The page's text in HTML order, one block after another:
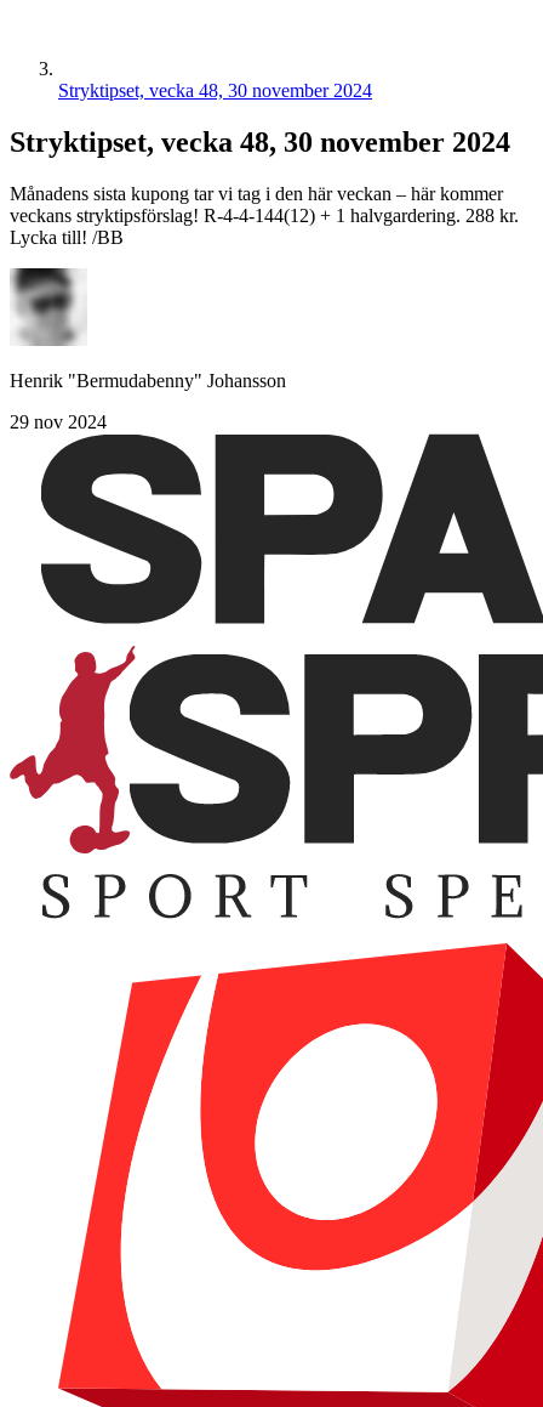
Stryktipset, vecka 48, 30 november 2024
Stryktipset, vecka 48, 30 november 2024
Månadens sista kupong tar vi tag i den här veckan – här kommer
veckans stryktipsförslag! R-4-4-144(12) + 1 halvgardering. 288 kr.
Lycka till! /BB
Henrik "Bermudabenny" Johansson
29 nov 2024